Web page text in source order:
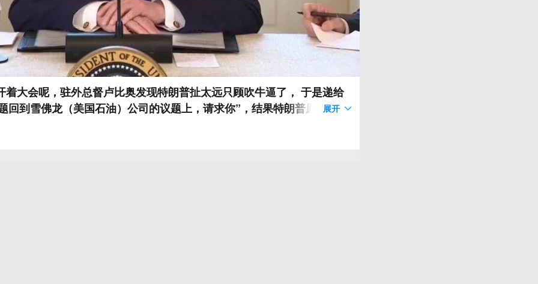
着大会呢，驻外总督卢比奥发现特朗普扯太远只顾吹牛逼了， 于是递给
回到雪佛龙（美国石油）公司的议题上，请求你”，结果特朗普原封不动
展开